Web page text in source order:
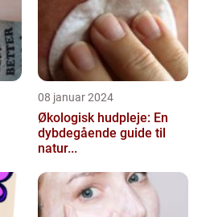
08 januar 2024
Økologisk hudpleje: En
dybdegående guide til
natur...